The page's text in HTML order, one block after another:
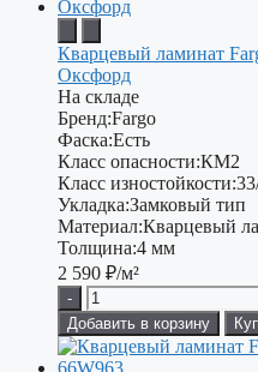
Кварцевый ламинат
Оксфорд
На складе
Бренд:Fargo
Фаска:Есть
Класс опасности:КМ2
Класс изностойкости:
Укладка:Замковый тип
Материал:Кварцевый
Толщина:4 мм
2 590 ₽/м²
-
Добавить в корзину